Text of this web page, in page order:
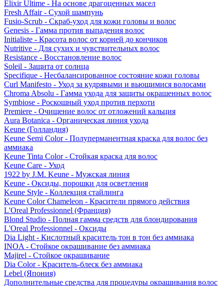
Elixir Ultime - На основе драгоценных масел
Fresh Affair - Сухой шампунь
Fusio-Scrub - Скраб-уход для кожи головы и волос
Genesis - Гамма против выпадения волос
Initialiste - Красота волос от корней до кончиков
Nutritive - Для сухих и чувствительных волос
Resistance - Восстановление волос
Soleil - Защита от солнца
Specifique - Несбалансированное состояние кожи головы
Curl Manifesto - Уход за кудрявыми и вьющимися волосами
Chroma Absolu - Гамма ухода для защиты окрашенных волос
Symbiose - Роскошный уход против перхоти
Premiere - Очищение волос от отложений кальция
Aura Botanica - Органическая линия ухода
Keune (Голландия)
Keune Semi Color - Полуперманентная краска для волос без
аммиака
Keune Tinta Color - Стойкая краска для волос
Keune Care - Уход
1922 by J.M. Keune - Мужская линия
Keune - Оксиды, порошки для осветления
Keune Style - Коллекция стайлинга
Keune Color Chameleon - Красители прямого действия
L'Oreal Professionnel (Франция)
Blond Studio - Полная гамма средств для блондирования
L'Oreal Professionnel - Оксиды
Dia Light - Кислотный краситель тон в тон без аммиака
INOA - Стойкое окрашивание без аммиака
Majirel - Стойкое окрашивание
Dia Color - Краситель-блеск без аммиака
Lebel (Япония)
Дополнительные средства для процедуры окрашивания волос